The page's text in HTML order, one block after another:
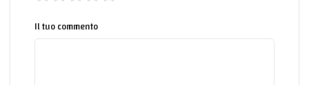
Il tuo commento